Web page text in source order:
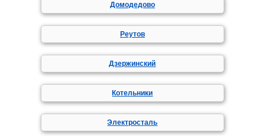
Домодедово
Реутов
Дзержинский
Котельники
Электросталь